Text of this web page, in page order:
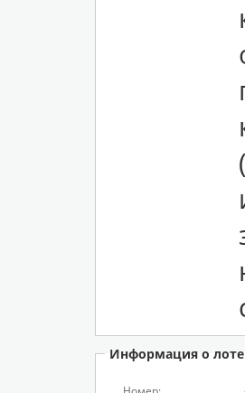
Информация о